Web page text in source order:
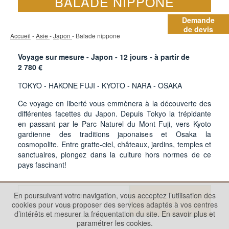
Demande
de devis
Accueil -Asie -Japon - Balade nippone
Voyage sur mesure - Japon - 12 jours - à partir de
2 780 €
TOKYO - HAKONE FUJI - KYOTO - NARA - OSAKA
Ce voyage en liberté vous emmènera à la découverte des
différentes facettes du Japon. Depuis Tokyo la trépidante
en passant par le Parc Naturel du Mont Fuji, vers Kyoto
gardienne des traditions japonaises et Osaka la
cosmopolite. Entre gratte-ciel, châteaux, jardins, temples et
sanctuaires, plongez dans la culture hors normes de ce
pays fascinant!
LES DÉTAILS DE VOTRE
CIRCUIT
DEMANDER UN
DEVIS
En poursuivant votre navigation, vous acceptez l’utilisation des
cookies pour vous proposer des services adaptés à vos centres
d’intérêts et mesurer la fréquentation du site. En savoir plus et
paramétrer les cookies.